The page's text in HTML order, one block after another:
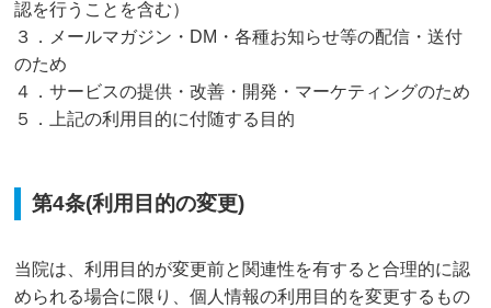
認を行うことを含む）
３．メールマガジン・DM・各種お知らせ等の配信・送付
のため
４．サービスの提供・改善・開発・マーケティングのため
５．上記の利用目的に付随する目的
第4条(利用目的の変更)
当院は、利用目的が変更前と関連性を有すると合理的に認
められる場合に限り、個人情報の利用目的を変更するもの